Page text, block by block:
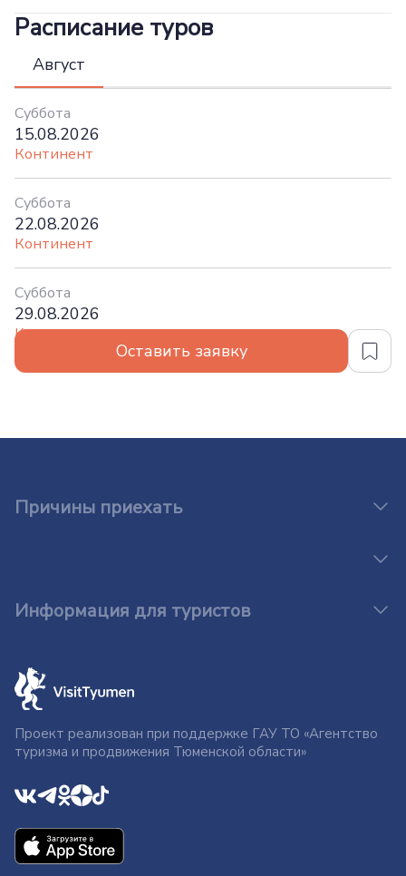
Расписание туров
Август
Суббота
15.08.2026
Континент
Суббота
22.08.2026
Континент
Суббота
29.08.2026
Континент
Оставить заявку
Причины приехать
Информация для туристов
Проект реализован при поддержке ГАУ ТО «Агентство
туризма и продвижения Тюменской области»